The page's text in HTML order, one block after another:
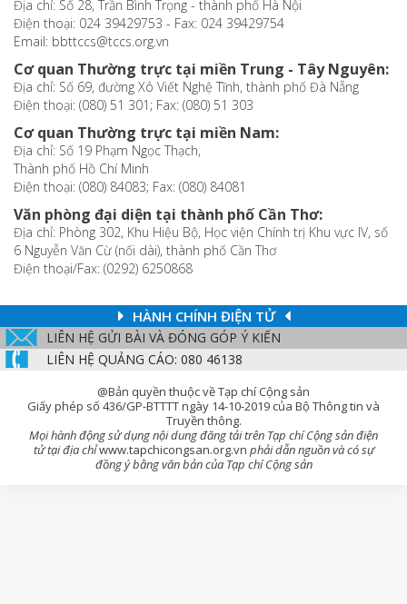
Địa chỉ: Số 28, Trần Bình Trọng - thành phố Hà Nội
Điện thoại: 024 39429753 - Fax: 024 39429754
Email: bbttccs@tccs.org.vn
Cơ quan Thường trực tại miền Trung - Tây Nguyên:
Địa chỉ: Số 69, đường Xô Viết Nghệ Tĩnh, thành phố Đà Nẵng
Điện thoại: (080) 51 301; Fax: (080) 51 303
Cơ quan Thường trực tại miền Nam:
Địa chỉ: Số 19 Phạm Ngọc Thạch,
Thành phố Hồ Chí Minh
Điện thoại: (080) 84083; Fax: (080) 84081
Văn phòng đại diện tại thành phố Cần Thơ:
Địa chỉ: Phòng 302, Khu Hiệu Bộ, Học viện Chính trị Khu vực IV, số
6 Nguyễn Văn Cừ (nối dài), thành phố Cần Thơ
Điện thoại/Fax: (0292) 6250868
HÀNH CHÍNH ĐIỆN TỬ
LIÊN HỆ GỬI BÀI VÀ ĐÓNG GÓP Ý KIẾN
LIÊN HỆ QUẢNG CÁO: 080 46138
@Bản quyền thuộc về Tạp chí Cộng sản
Giấy phép số 436/GP-BTTTT ngày 14-10-2019 của Bộ Thông tin và
Truyền thông.
Mọi hành động sử dụng nội dung đăng tải trên Tạp chí Cộng sản điện
tử tại địa chỉwww.tapchicongsan.org.vn phải dẫn nguồn và có sự
đồng ý bằng văn bản của Tạp chí Cộng sản